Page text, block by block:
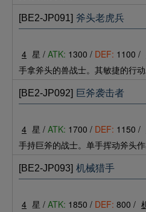
[BE2-JP091] 斧头老虎兵
4 星 / ATK: 1300 / DEF: 1100 /
手拿斧头的兽战士。其敏捷的行动
[BE2-JP092] 巨斧袭击者
4 星 / ATK: 1700 / DEF: 1150 /
手持巨斧的战士。单手挥动斧头作
[BE2-JP093] 机械猎手
4 星 / ATK: 1850 / DEF: 800 /